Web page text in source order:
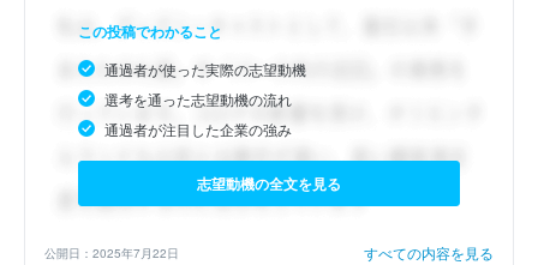
この投稿でわかること
通過者が使った実際の志望動機
選考を通った志望動機の流れ
通過者が注目した企業の強み
志望動機の全文を見る
公開日：2025年7月22日 すべての内容を見る